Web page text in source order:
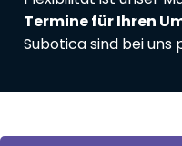
Termine für Ihren
Subotica sind bei